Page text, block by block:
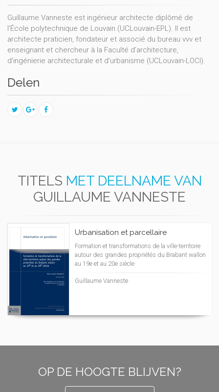
Guillaume Vanneste est ingénieur architecte diplômé de
l'École polytechnique de Louvain (UCLouvain-EPL). Il est
architecte praticien, fondateur et associé du bureau vvv et
enseignant et chercheur à la Faculté d’architecture,
d’ingénierie architecturale et d’urbanisme (UCLouvain-LOCI).
Delen
TITELS MET DEELNAME VAN
GUILLAUME VANNESTE
Urbanisation et parcellaire
Formation et transformations de la ville-territoire
autour des grandes propriétés du Brabant wallon
au 19e et au 20e siècle
Guillaume Vanneste
OP DE HOOGTE BLIJVEN?